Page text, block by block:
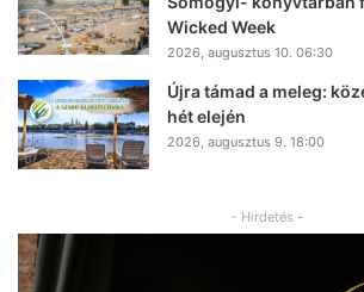
Wicked Week
2026, augusztus 10. 06:30
Újra támad a meleg:
hét elején
2026, augusztus 9. 18:00
- Hirdetés -